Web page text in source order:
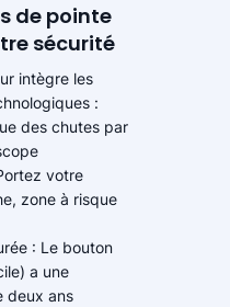
de pointe
sécurité
intègre les
:
des chutes par
votre
zone à risque
: Le bouton
a une
deux ans